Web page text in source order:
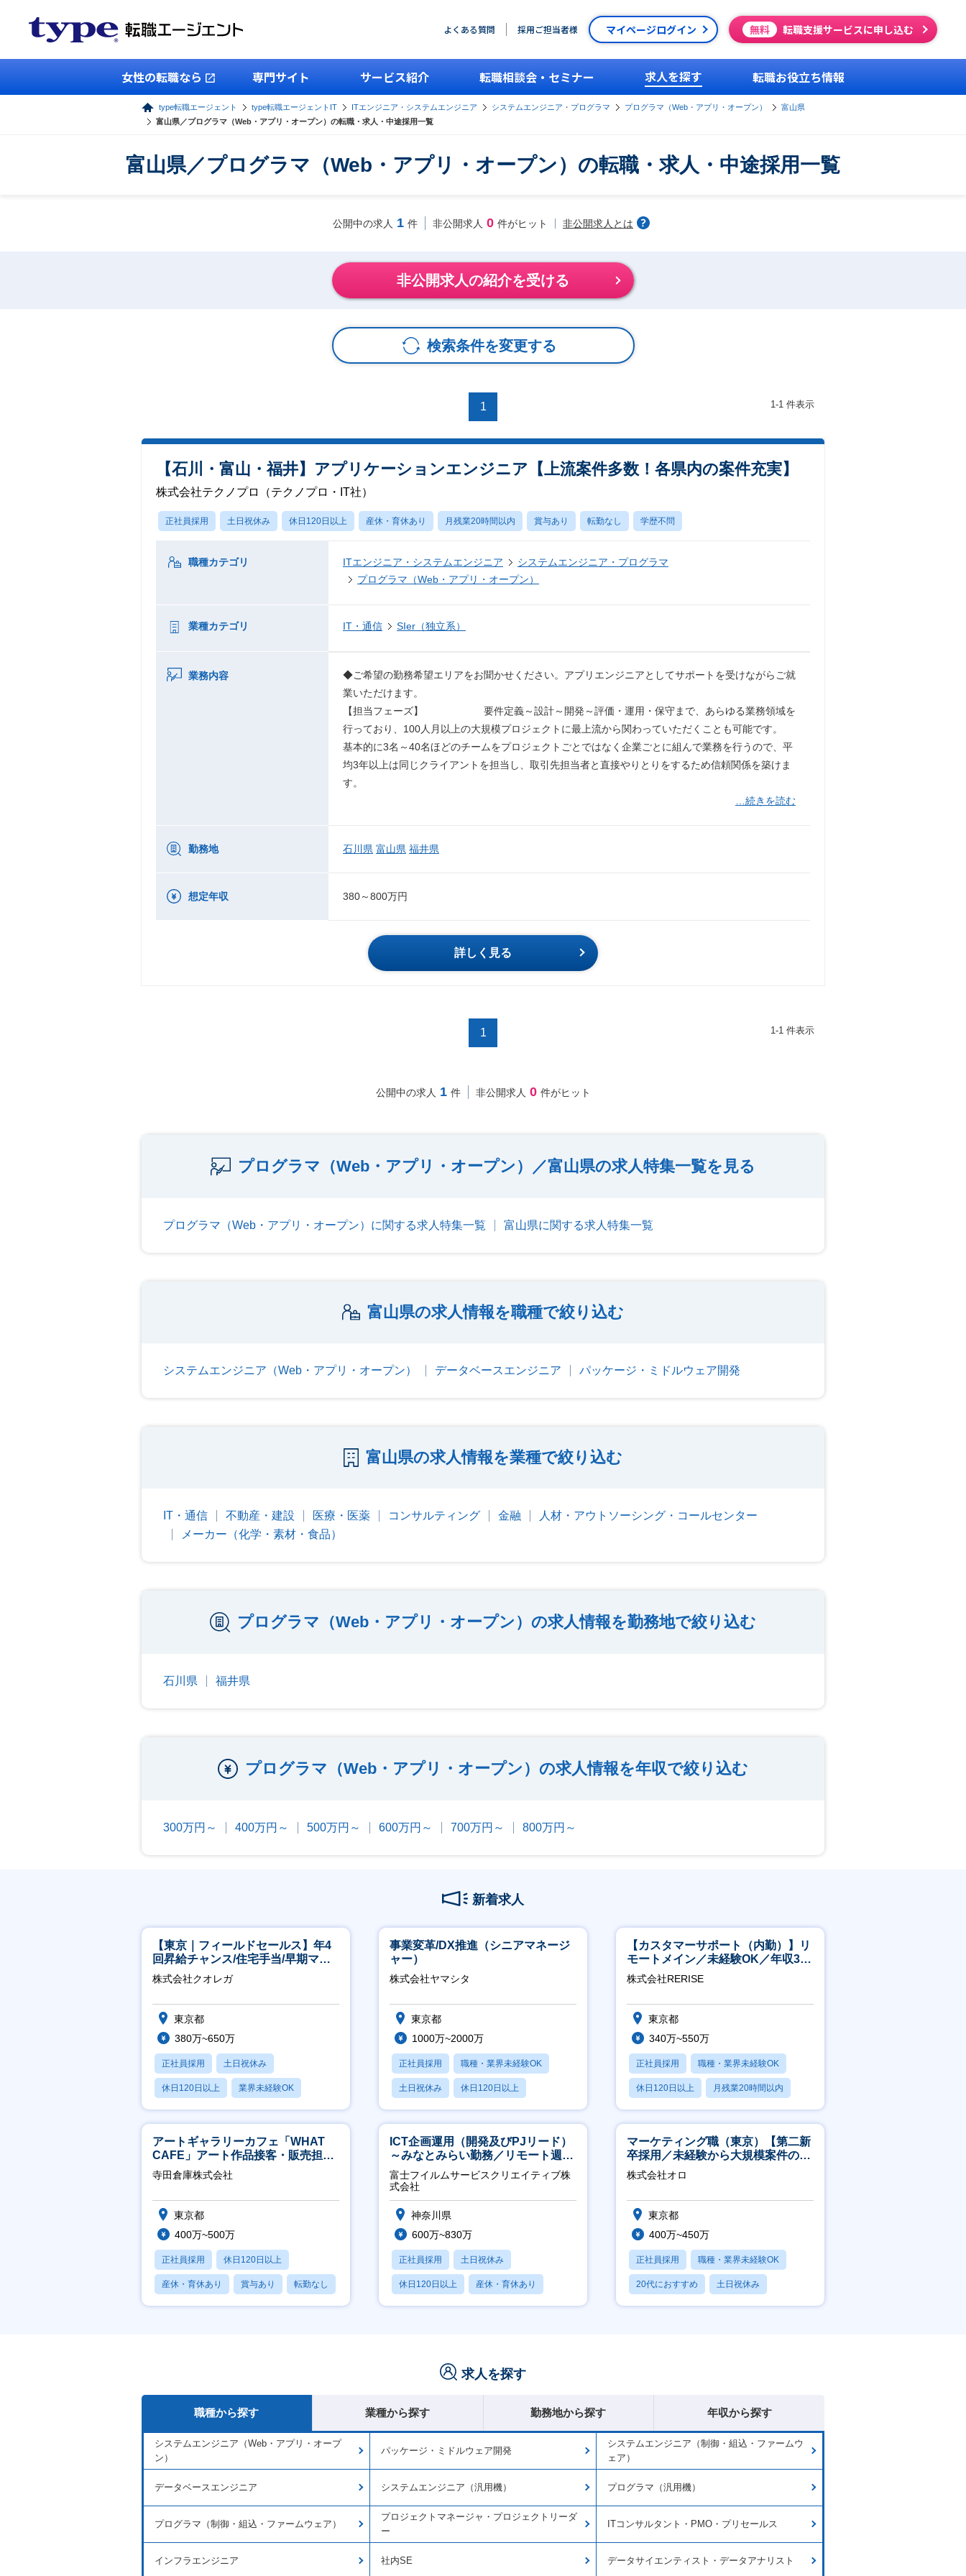
よくある質問 採用ご担当者様 マイページログイン 無料 転職支援サービスに申し込む
女性の転職なら 専門サイト サービス紹介 転職相談会・セミナー 求人を探す 転職お役立ち情報
type転職エージェント type転職エージェントIT ITエンジニア・システムエンジニア システムエンジニア・プログラマ プログラマ（Web・アプリ・オープン）
富山県
富山県／プログラマ（Web・アプリ・オープン）の転職・求人・中途採用一覧
富山県／プログラマ（Web・アプリ・オープン）の転職・求人・中途採用一覧
公開中の求人 1 件 非公開求人 0 件がヒット 非公開求人とは
非公開求人の紹介を受ける
検索条件を変更する
1 1-1 件表示
【石川・富山・福井】アプリケーションエンジニア【上流案件多数！各県内の案件充実】
株式会社テクノプロ（テクノプロ・IT社）
正社員採用 土日祝休み 休日120日以上 産休・育休あり 月残業20時間以内 賞与あり 転勤なし 学歴不問
職種カテゴリ ITエンジニア・システムエンジニア
システムエンジニア・プログラマ
プログラマ（Web・アプリ・オープン）
業種カテゴリ IT・通信 SIer（独立系）
業務内容
◆ご希望の勤務希望エリアをお聞かせください。アプリエンジニアとしてサポートを受けながらご就
業いただけます。
【担当フェーズ】 要件定義～設計～開発～評価・運用・保守まで、あらゆる業務領域を
行っており、100人月以上の大規模プロジェクトに最上流から関わっていただくことも可能です。
基本的に3名～40名ほどのチームをプロジェクトごとではなく企業ごとに組んで業務を行うので、平
均3年以上は同じクライアントを担当し、取引先担当者と直接やりとりをするため信頼関係を築けま
す。
…続きを読む
勤務地 石川県 富山県 福井県
想定年収 380～800万円
詳しく見る
1 1-1 件表示
公開中の求人 1 件 非公開求人 0 件がヒット
プログラマ（Web・アプリ・オープン）／富山県の求人特集一覧を見る
プログラマ（Web・アプリ・オープン）に関する求人特集一覧 富山県に関する求人特集一覧
富山県の求人情報を職種で絞り込む
システムエンジニア（Web・アプリ・オープン） データベースエンジニア パッケージ・ミドルウェア開発
富山県の求人情報を業種で絞り込む
IT・通信 不動産・建設 医療・医薬 コンサルティング 金融
人材・アウトソーシング・コールセンター
メーカー（化学・素材・食品）
プログラマ（Web・アプリ・オープン）の求人情報を勤務地で絞り込む
石川県 福井県
プログラマ（Web・アプリ・オープン）の求人情報を年収で絞り込む
300万円～ 400万円～ 500万円～ 600万円～ 700万円～ 800万円～
新着求人
【東京｜フィールドセールス】年4
回昇給チャンス/住宅手当/早期マネ
ジメント機会あり！
株式会社クオレガ
東京都
380万~650万
正社員採用 土日祝休み
休日120日以上 業界未経験OK
産休・育休あり
事業変革/DX推進（シニアマネージ
ャー）
株式会社ヤマシタ
東京都
1000万~2000万
正社員採用 職種・業界未経験OK
土日祝休み 休日120日以上
産休・育休あり
【カスタマーサポート（内勤）】リ
モートメイン／未経験OK／年収340
万～／年間休日125日
株式会社RERISE
東京都
340万~550万
正社員採用 職種・業界未経験OK
休日120日以上 月残業20時間以内
賞与あり
アートギャラリーカフェ「WHAT
CAFE」アート作品接客・販売担当
※アート領域未経験可
寺田倉庫株式会社
東京都
400万~500万
正社員採用 休日120日以上
産休・育休あり 賞与あり 転勤なし
ICT企画運用（開発及びPJリード）
～みなとみらい勤務／リモート週
2OK／業務改善～
富士フイルムサービスクリエイティブ株
式会社
神奈川県
600万~830万
正社員採用 土日祝休み
休日120日以上 産休・育休あり
月残業20時間以内
マーケティング職（東京）【第二新
卒採用／未経験から大規模案件のマ
ーケティングが経験できる／研修充
実】
株式会社オロ
東京都
400万~450万
正社員採用 職種・業界未経験OK
20代におすすめ 土日祝休み
休日120日以上
求人を探す
職種から探す 業種から探す 勤務地から探す 年収から探す
システムエンジニア（Web・アプリ・オープ
ン）
パッケージ・ミドルウェア開発
システムエンジニア（制御・組込・ファームウ
ェア）
データベースエンジニア システムエンジニア（汎用機） プログラマ（汎用機）
プログラマ（制御・組込・ファームウェア）
プロジェクトマネージャ・プロジェクトリーダ
ー
ITコンサルタント・PMO・プリセールス
インフラエンジニア 社内SE データサイエンティスト・データアナリスト